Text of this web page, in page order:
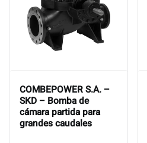
COMBEPOWER S.A. –
SKD – Bomba de
cámara partida para
grandes caudales